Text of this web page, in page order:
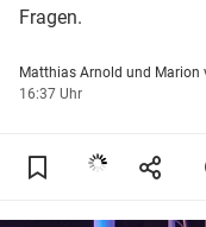
Fragen.
Matthias Arnold und Marion
16:37 Uhr